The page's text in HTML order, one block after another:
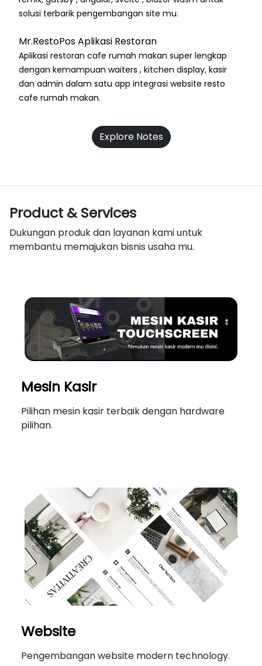
solusi terbarik pengembangan site mu.
Mr.RestoPos Aplikasi Restoran
Aplikasi restoran cafe rumah makan super lengkap
dengan kemampuan waiters , kitchen display, kasir
dan admin dalam satu app integrasi website resto
cafe rumah makan.
Explore Notes
Product & Services
Dukungan produk dan layanan kami untuk
membantu memajukan bisnis usaha mu.
Mesin Kasir
Pilihan mesin kasir terbaik dengan hardware
pilihan.
Website
Pengembangan website modern technology.